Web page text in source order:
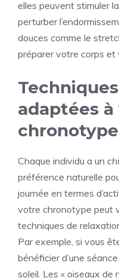
elles peuvent stimuler
perturber
douces comme le
préparer votre corps et
adaptées
chronotype
Chaque individu a un
préférence naturelle
journée en termes
votre chronotype peut
techniques de
Par exemple, si vous
bénéficier d’une
soleil. Les « oiseaux de